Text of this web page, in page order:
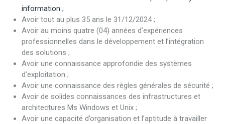
information ;
Avoir tout au plus 35 ans le 31/12/2024 ;
Avoir au moins quatre (04) années d’expériences
professionnelles dans le développement et l’intégration
des solutions ;
Avoir une connaissance approfondie des systèmes
d’exploitation ;
Avoir une connaissance des règles générales de sécurité ;
Avoir de solides connaissances des infrastructures et
architectures Ms Windows et Unix ;
Avoir une capacité d’organisation et l’aptitude à travailler